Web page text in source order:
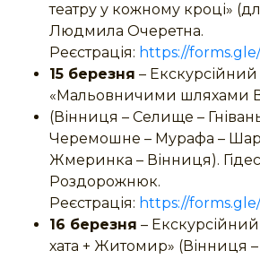
театру у кожному кроці»
Людмила Очеретна.
Реєстрація: https://
15 березня – Екскурсійний
«Мальовничими шляхами
(Вінниця – Селище –
Черемошне – Мурафа –
Жмеринка – Вінниця).
Роздорожнюк.
Реєстрація: https://
16 березня – Екскурсійний
хата + Житомир» (Вінниця